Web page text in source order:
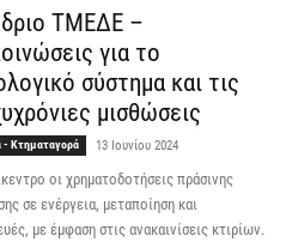
ΤΜΕΔΕ –
για το
σύστημα και τις
μισθώσεις
- Κτηματαγορά 13 Ιουνίου 2024
οι χρηματοδοτήσεις πράσινης
σε ενέργεια, μεταποίηση και
με έμφαση στις ανακαινίσεις κτιρίων.